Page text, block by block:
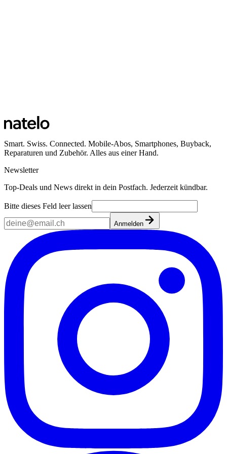
Smart. Swiss. Connected. Mobile-Abos, Smartphones, Buyback,
Reparaturen und Zubehör. Alles aus einer Hand.
Newsletter
Top-Deals und News direkt in dein Postfach. Jederzeit kündbar.
Bitte dieses Feld leer lassen
Anmelden